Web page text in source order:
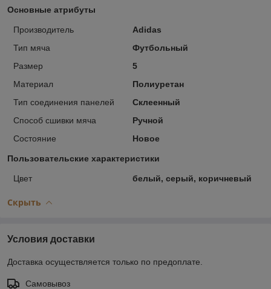
Основные атрибуты
Производитель
Adidas
Тип мяча
Футбольный
Размер
5
Материал
Полиуретан
Тип соединения панелей
Склеенный
Способ сшивки мяча
Ручной
Состояние
Новое
Пользовательские характеристики
Цвет белый, серый, коричневый
Скрыть
Условия доставки
Доставка осуществляется только по предоплате.
Самовывоз